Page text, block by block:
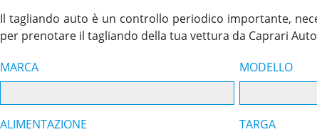
Il tagliando auto è un controllo periodico importante,
per prenotare il tagliando della tua vettura da Caprari
MARCA
MODELLO
ALIMENTAZIONE TARGA